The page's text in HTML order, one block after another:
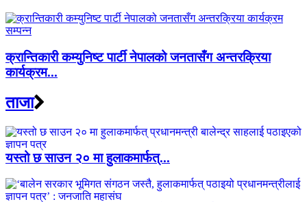
क्रान्तिकारी कम्युनिष्ट पार्टी नेपालको जनतासँग अन्तरक्रिया
कार्यक्रम...
ताजा
यस्तो छ साउन २० मा हुलाकमार्फत्...